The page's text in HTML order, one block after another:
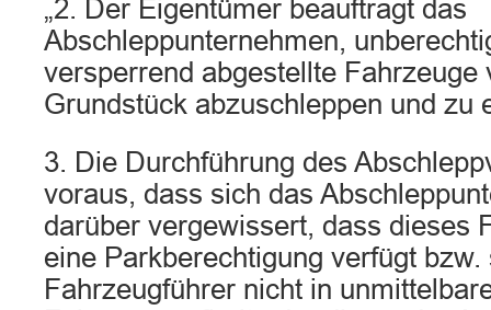
„2. Der Eigentümer beauftragt das
Abschleppunternehmen,
versperrend abgestellte
Grundstück abzuschleppen und zu
3. Die Durchführung des
voraus, dass sich das
darüber vergewissert, dass dieses
eine Parkberechtigung verfügt bzw.
Fahrzeugführer nicht in